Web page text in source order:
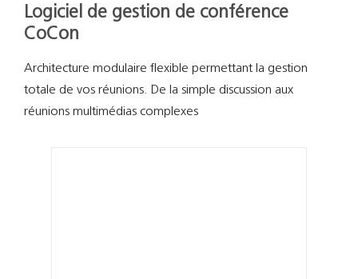
Logiciel de gestion de conférence
CoCon
Architecture modulaire flexible permettant la gestion
totale de vos réunions. De la simple discussion aux
réunions multimédias complexes